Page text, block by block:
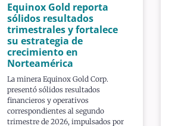
Equinox Gold reporta
sólidos resultados
trimestrales y fortalece
su estrategia de
crecimiento en
Norteamérica
La minera Equinox Gold Corp.
presentó sólidos resultados
financieros y operativos
correspondientes al segundo
trimestre de 2026, impulsados por